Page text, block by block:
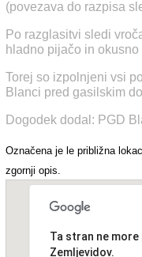
(povezava do razpisa
Po razglasitvi sledi
hladno pijačo in
Torej so izpolnjeni vsi
Blanci pred gasilskim
Dogodek dodal: PGD
Označena je le približna
zgornji opis.
Ta stran ne
Zemljevidov.